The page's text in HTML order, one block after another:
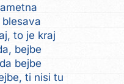
to je kraj
bejbe
bejbe
ti nisi tu